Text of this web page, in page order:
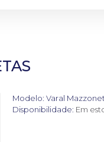
Modelo: Varal
Disponibilidade: Em